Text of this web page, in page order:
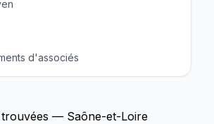
d'associés
trouvées — Saône-et-Loire